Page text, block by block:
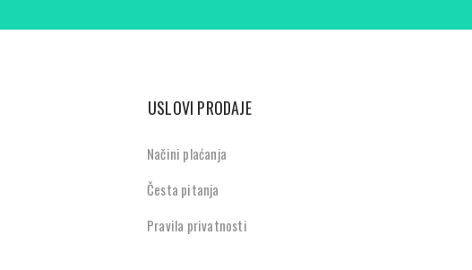
USLOVI PRODAJE
Načini plaćanja
Česta pitanja
Pravila privatnosti